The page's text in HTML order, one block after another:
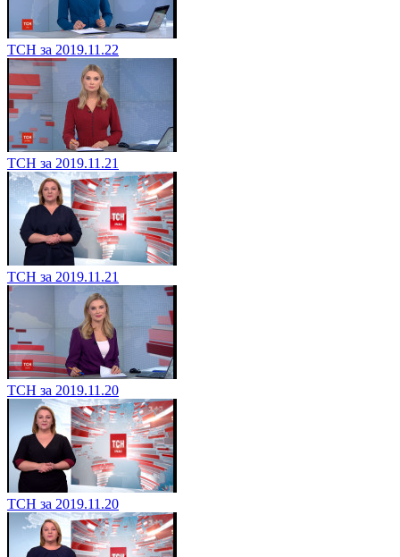
ТСН за 2019.11.22
ТСН за 2019.11.21
ТСН за 2019.11.21
ТСН за 2019.11.20
ТСН за 2019.11.20